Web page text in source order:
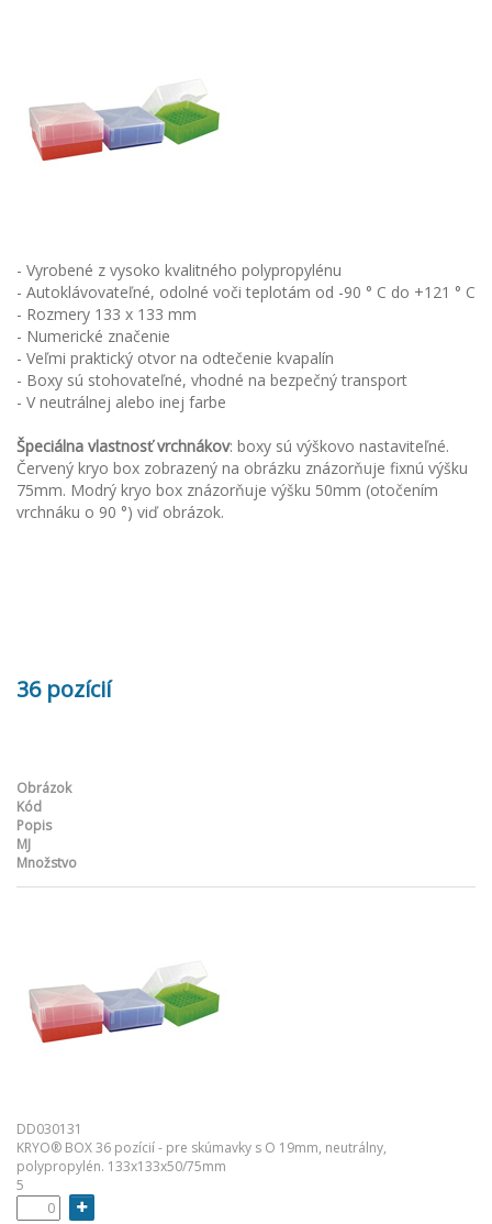
- Vyrobené z vysoko kvalitného polypropylénu
- Autoklávovateľné, odolné voči teplotám od -90 ° C do +121 ° C
- Rozmery 133 x 133 mm
- Numerické značenie
- Veľmi praktický otvor na odtečenie kvapalín
- Boxy sú stohovateľné, vhodné na bezpečný transport
- V neutrálnej alebo inej farbe
Špeciálna vlastnosť vrchnákov: boxy sú výškovo nastaviteľné.
Červený kryo box zobrazený na obrázku znázorňuje fixnú výšku
75mm. Modrý kryo box znázorňuje výšku 50mm (otočením
vrchnáku o 90 °) viď obrázok.
36 pozícií
Obrázok
Kód
Popis
MJ
Množstvo
DD030131
KRYO® BOX 36 pozícií - pre skúmavky s O 19mm, neutrálny,
polypropylén. 133x133x50/75mm
5